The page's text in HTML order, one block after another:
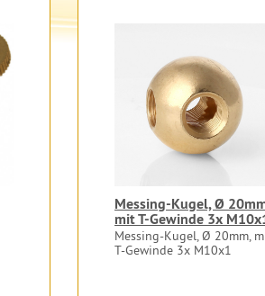
Messing-Kugel, Ø
mit T-Gewinde 3x
Messing-Kugel, Ø 20mm,
T-Gewinde 3x M10x1